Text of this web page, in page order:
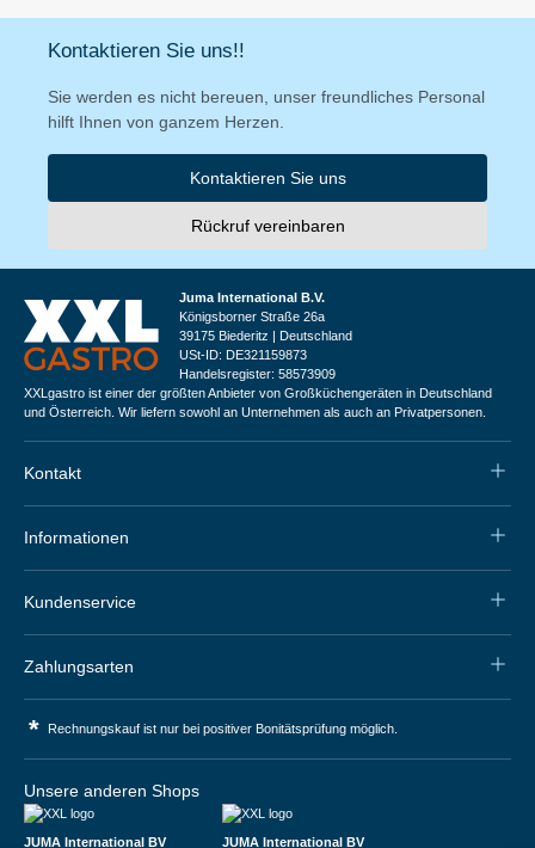
Kontaktieren Sie uns!!
Sie werden es nicht bereuen, unser freundliches Personal
hilft Ihnen von ganzem Herzen.
Kontaktieren Sie uns
Rückruf vereinbaren
Juma International B.V.
Königsborner Straße 26a
39175 Biederitz | Deutschland
USt-ID: DE321159873
Handelsregister: 58573909
XXLgastro ist einer der größten Anbieter von Großküchengeräten in Deutschland
und Österreich. Wir liefern sowohl an Unternehmen als auch an Privatpersonen.
Kontakt
Informationen
Kundenservice
Zahlungsarten
* Rechnungskauf ist nur bei positiver Bonitätsprüfung möglich.
Unsere anderen Shops
JUMA International BV JUMA International BV